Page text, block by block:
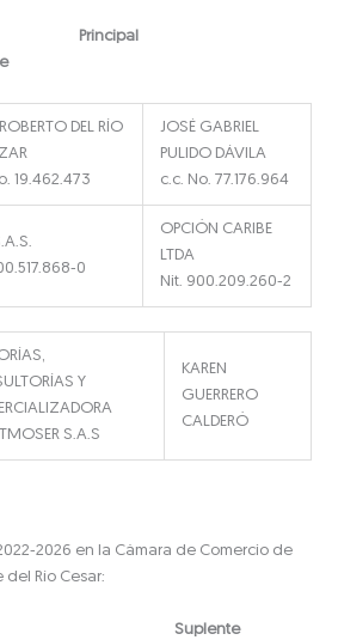
DEL RÍO
19.462.473
JOSÉ GABRIEL
PULIDO DÁVILA
c.c. No. 77.176.964
0
OPCIÓN CARIBE
LTDA
Nit. 900.209.260-2
Y
S.A.S
KAREN
GUERRERO
CALDERÓ
2026 en la Cámara de Comercio de
Río Cesar:
Suplente